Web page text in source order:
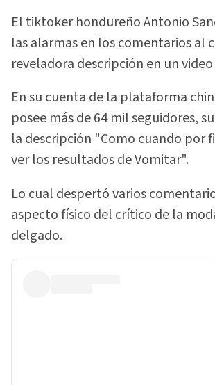
El tiktoker hondureño Antonio
las alarmas en los comentarios al
reveladora descripción en un
En su cuenta de la plataforma
posee más de 64 mil seguidores,
la descripción "Como cuando por
ver los resultados de Vomitar".
Lo cual despertó varios
aspecto físico del crítico de la
delgado.